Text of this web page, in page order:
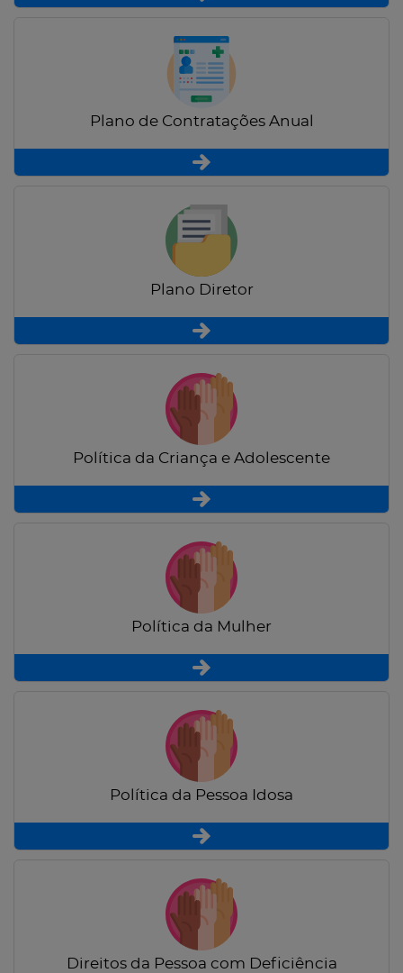
Plano de Contratações Anual
Plano Diretor
Política da Criança e Adolescente
Política da Mulher
Política da Pessoa Idosa
Direitos da Pessoa com Deficiência